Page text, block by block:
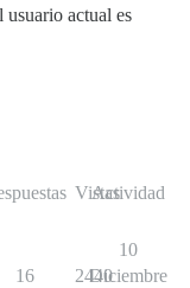
actual es
Vistas
Actividad
16 2440
10
Diciembre